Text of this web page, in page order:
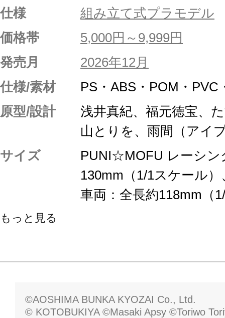
仕様
組み立て式プラモデル
価格帯
5,000円～9,999円
発売月
2026年12月
仕様/素材
PS・ABS・POM・PVC
原型/設計
浅井真紀、福元徳宝、
山とりを、雨間（アイ
サイズ
PUNI☆MOFU レーシン
130mm（1/1スケール）
車両：全長約118mm（
もっと見る
©AOSHIMA BUNKA KYOZAI Co., Ltd.
© KOTOBUKIYA ©Masaki Apsy ©Toriwo